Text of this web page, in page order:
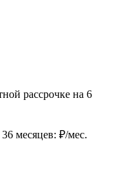
рассрочке на 6
месяцев: ₽/мес.